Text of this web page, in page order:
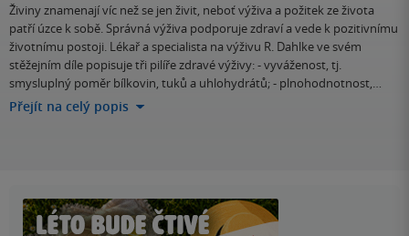
Živiny znamenají víc než se jen živit, neboť výživa a požitek ze života
patří úzce k sobě. Správná výživa podporuje zdraví a vede k pozitivnímu
životnímu postoji. Lékař a specialista na výživu R. Dahlke ve svém
stěžejním díle popisuje tři pilíře zdravé výživy: - vyváženost, tj.
smysluplný poměr bílkovin, tuků a uhlohydrátů; - plnohodnotnost,…
Přejít na celý popis